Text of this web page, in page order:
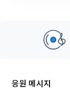
응원 메시지